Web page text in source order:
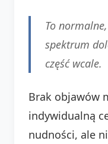
To
spektrum
część wcale.
Brak objawów
indywidualną
nudności, ale